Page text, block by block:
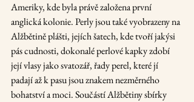
Ameriky, kde byla právě založena první
anglická kolonie. Perly jsou také vyobrazeny na
Alžbětině plášti, jejích šatech, kde tvoří jakýsi
pás cudnosti, dokonalé perlové kapky zdobí
její vlasy jako svatozář, řady perel, které jí
padají až k pasu jsou znakem nezměrného
bohatství a moci. Součástí Alžbětiny sbírky